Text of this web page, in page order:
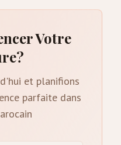
Votre
et planifions
parfaite dans